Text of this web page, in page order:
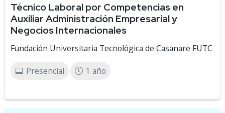
Técnico Laboral por Competencias en
Auxiliar Administración Empresarial y
Negocios Internacionales
Fundación Universitaria Tecnológica de Casanare FUTC
Presencial 1 año